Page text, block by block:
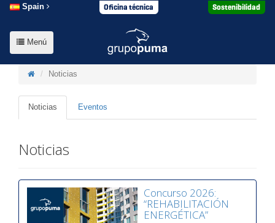
Spain Oficina técnica Sostenibilidad
Menú
Noticias
Noticias Eventos
Noticias
Concurso 2026:
“REHABILITACIÓN
ENERGÉTICA”